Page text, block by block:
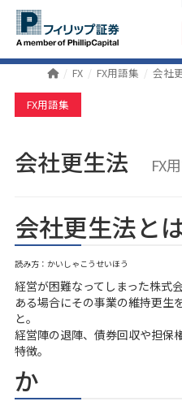
FX FX用語集 会社
FX用語集
会社更生法 FX
会社更生法と
読み方：かいしゃこうせいほう
経営が困難なってしまった株式
ある場合にその事業の維持更生
と。
経営陣の退陣、債券回収や担保
特徴。
か